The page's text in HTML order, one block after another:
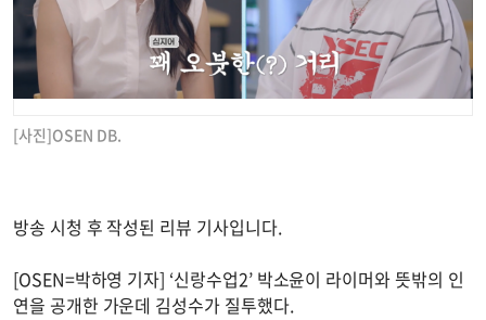
[사진]OSEN DB.
방송 시청 후 작성된 리뷰 기사입니다.
[OSEN=박하영 기자] ‘신랑수업2’ 박소윤이 라이머와 뜻밖의 인
연을 공개한 가운데 김성수가 질투했다.